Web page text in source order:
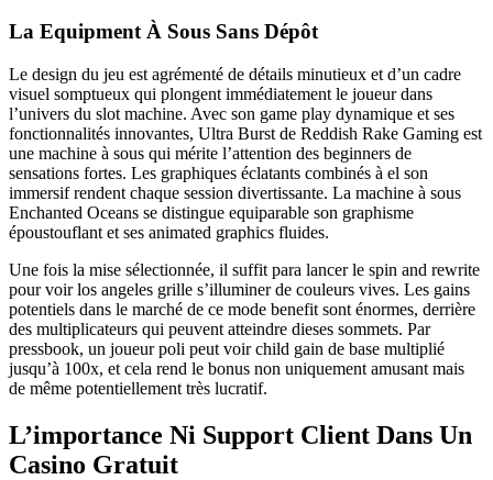
La Equipment À Sous Sans Dépôt
Le design du jeu est agrémenté de détails minutieux et d’un cadre
visuel somptueux qui plongent immédiatement le joueur dans
l’univers du slot machine. Avec son game play dynamique et ses
fonctionnalités innovantes, Ultra Burst de Reddish Rake Gaming est
une machine à sous qui mérite l’attention des beginners de
sensations fortes. Les graphiques éclatants combinés à el son
immersif rendent chaque session divertissante. La machine à sous
Enchanted Oceans se distingue equiparable son graphisme
époustouflant et ses animated graphics fluides.
Une fois la mise sélectionnée, il suffit para lancer le spin and rewrite
pour voir los angeles grille s’illuminer de couleurs vives. Les gains
potentiels dans le marché de ce mode benefit sont énormes, derrière
des multiplicateurs qui peuvent atteindre dieses sommets. Par
pressbook, un joueur poli peut voir child gain de base multiplié
jusqu’à 100x, et cela rend le bonus non uniquement amusant mais
de même potentiellement très lucratif.
L’importance Ni Support Client Dans Un
Casino Gratuit